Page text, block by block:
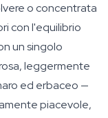
o concentrata
con l'equilibrio
un singolo
leggermente
ed erbaceo —
piacevole,